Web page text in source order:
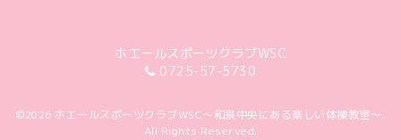
ホエールスポーツクラブWSC
0725-57-5730
©2026 ホエールスポーツクラブWSC～和泉中央にある楽しい体操教室～.
All Rights Reserved.